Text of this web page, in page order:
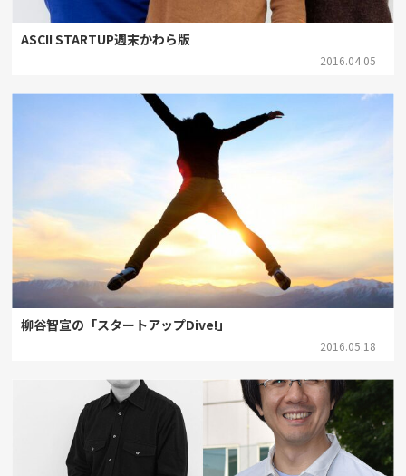
ASCII STARTUP週末かわら版
2016.04.05
柳谷智宣の「スタートアップDive!」
2016.05.18